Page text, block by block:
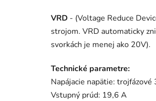
VRD - (Voltage Reduce
strojom. VRD automaticky
svorkách je menej ako 20V).
Technické parametre:
Napájacie napätie:
Vstupný prúd: 19,6 A